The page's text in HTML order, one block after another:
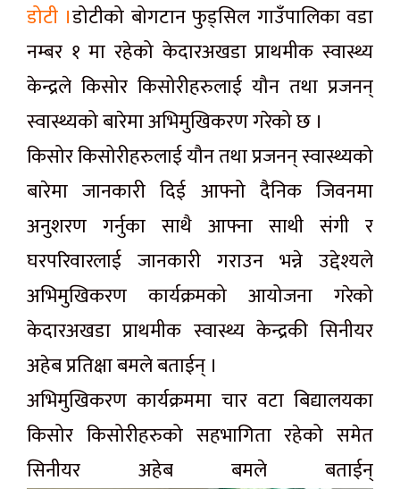
डोटी ।डोटीको बोगटान फुड्सिल गाउँपालिका वडा
नम्बर १ मा रहेको केदारअखडा प्राथमीक स्वास्थ्य
केन्द्रले किसोर किसोरीहरुलाई यौन तथा प्रजनन्
स्वास्थ्यको बारेमा अभिमुखिकरण गरेको छ ।
किसोर किसोरीहरुलाई यौन तथा प्रजनन् स्वास्थ्यको
बारेमा जानकारी दिई आफ्नो दैनिक जिवनमा
अनुशरण गर्नुका साथै आफ्ना साथी संगी र
घरपरिवारलाई जानकारी गराउन भन्ने उद्देश्यले
अभिमुखिकरण कार्यक्रमको आयोजना गरेको
केदारअखडा प्राथमीक स्वास्थ्य केन्द्रकी सिनीयर
अहेब प्रतिक्षा बमले बताईन् ।
अभिमुखिकरण कार्यक्रममा चार वटा बिद्यालयका
किसोर किसोरीहरुको सहभागिता रहेको समेत
सिनीयर अहेब बमले बताईन्